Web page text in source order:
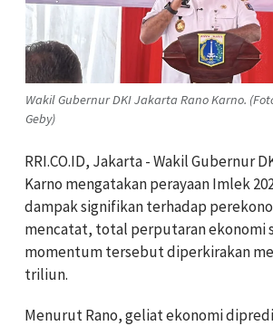
Wakil Gubernur DKI Jakarta Rano Karno.
Geby)
RRI.CO.ID, Jakarta - Wakil Gubernur
Karno mengatakan perayaan Imlek
dampak signifikan terhadap
mencatat, total perputaran ekonomi
momentum tersebut diperkirakan
triliun.
Menurut Rano, geliat ekonomi